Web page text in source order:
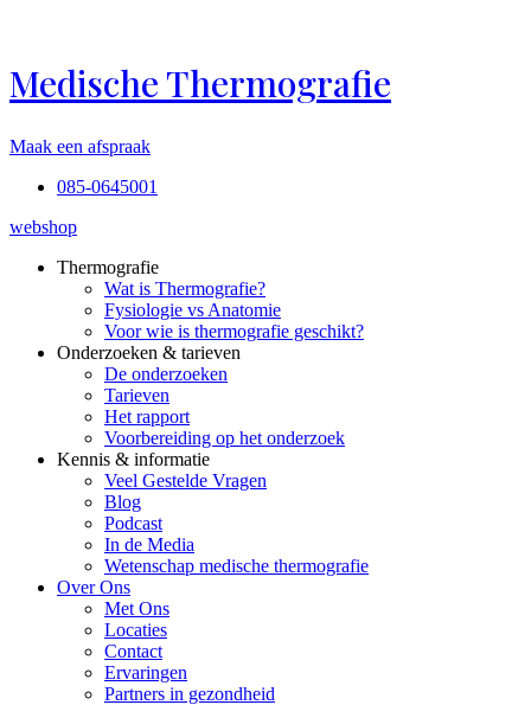
inhoud
Medische Thermografie
Maak een afspraak
085-0645001
webshop
Thermografie
Wat is Thermografie?
Fysiologie vs Anatomie
Voor wie is thermografie geschikt?
Onderzoeken & tarieven
De onderzoeken
Tarieven
Het rapport
Voorbereiding op het onderzoek
Kennis & informatie
Veel Gestelde Vragen
Blog
Podcast
In de Media
Wetenschap medische thermografie
Over Ons
Met Ons
Locaties
Contact
Ervaringen
Partners in gezondheid